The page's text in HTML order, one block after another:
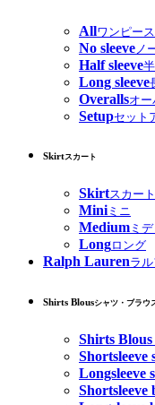
Allワンピー
No sleeve ノ
Half sleeve
Long sleeve
Overallsオ
Setupセット
Skirtスカート
Skirtスカー
Miniミニ
Medium ミ
Longロング
Ralph Laurenラ
Shirts Blousシャツ・ブラウ
Shirts
Shortsleeve
Longsleeve
Shortsleeve